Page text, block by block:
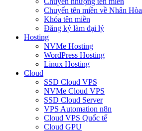
Chuyển tên miền về Nhân Hòa
Khóa tên miền
Đăng ký làm đại lý
Hosting
NVMe Hosting
WordPress Hosting
Linux Hosting
Cloud
SSD Cloud VPS
NVMe Cloud VPS
SSD Cloud Server
VPS Automation n8n
Cloud VPS Quốc tế
Cloud GPU